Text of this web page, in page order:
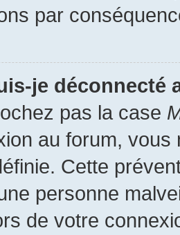
par
je déconnecté
pas la case
au forum,
Cette
personne
de votre